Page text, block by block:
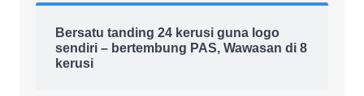
Bersatu tanding 24 kerusi guna logo
sendiri – bertembung PAS, Wawasan di 8
kerusi